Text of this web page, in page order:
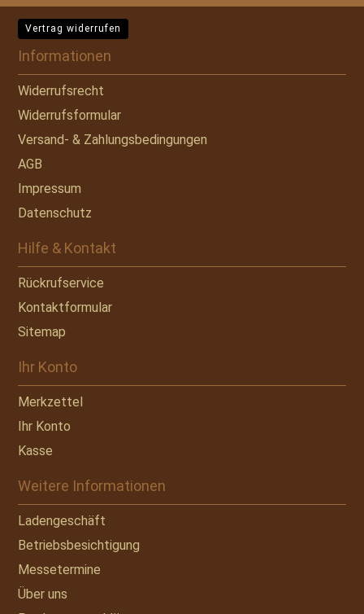
Vertrag widerrufen
Informationen
Widerrufsrecht
Widerrufsformular
Versand- & Zahlungsbedingungen
AGB
Impressum
Datenschutz
Hilfe & Kontakt
Rückrufservice
Kontaktformular
Sitemap
Ihr Konto
Merkzettel
Ihr Konto
Kasse
Weitere Informationen
Ladengeschäft
Betriebsbesichtigung
Messetermine
Über uns